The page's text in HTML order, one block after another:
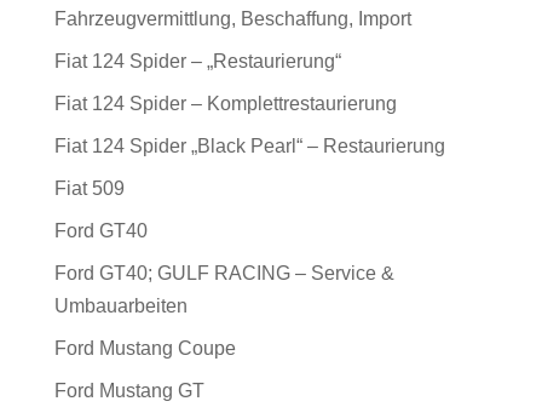
Fahrzeugvermittlung, Beschaffung, Import
Fiat 124 Spider – „Restaurierung“
Fiat 124 Spider – Komplettrestaurierung
Fiat 124 Spider „Black Pearl“ – Restaurierung
Fiat 509
Ford GT40
Ford GT40; GULF RACING – Service &
Umbauarbeiten
Ford Mustang Coupe
Ford Mustang GT